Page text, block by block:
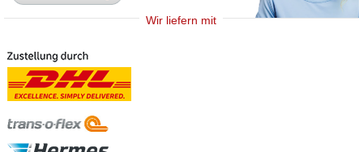
Wir liefern mit